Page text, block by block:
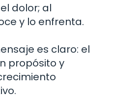
dolor; al
y lo enfrenta.
es claro: el
propósito y